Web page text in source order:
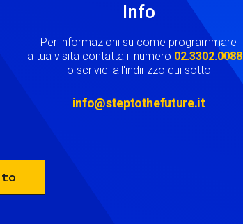
Info
Per informazioni su come programmare
la tua visita contatta il numero 02.3302.0088
o scrivici all'indirizzo qui sotto
info@steptothefuture.it